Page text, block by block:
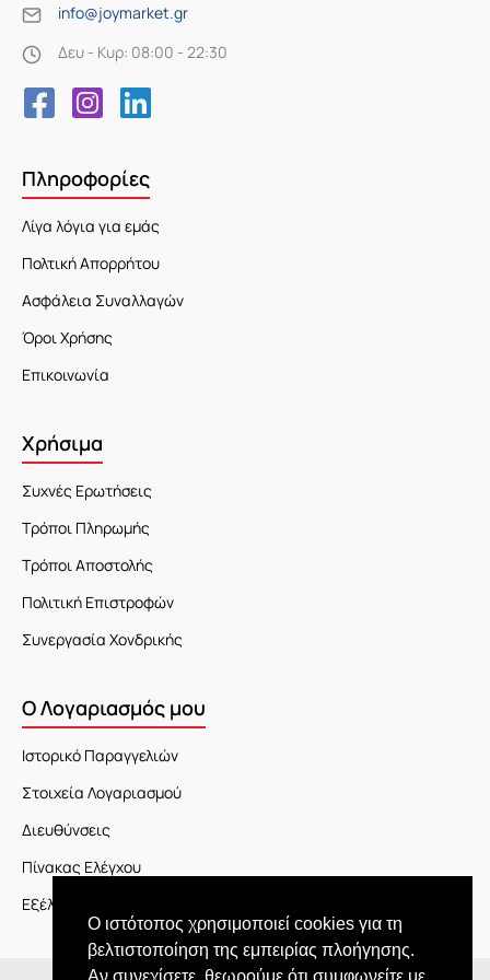
Ο ιστότοπος χρησιμοποιεί cookies για τη
βελτιστοποίηση της εμπειρίας πλοήγησης.
info@joymarket.gr
Δευ - Κυρ: 08:00 - 22:30
Πληροφορίες
Λίγα λόγια για εμάς
Πολτική Απορρήτου
Ασφάλεια Συναλλαγών
Όροι Χρήσης
Επικοινωνία
Χρήσιμα
Συχνές Ερωτήσεις
Τρόποι Πληρωμής
Τρόποι Αποστολής
Πολιτική Επιστροφών
Συνεργασία Χονδρικής
Ο Λογαριασμός μου
Ιστορικό Παραγγελιών
Στοιχεία Λογαριασμού
Διευθύνσεις
Πίνακας Ελέγχου
Εξέλιξη Παραγγελίας